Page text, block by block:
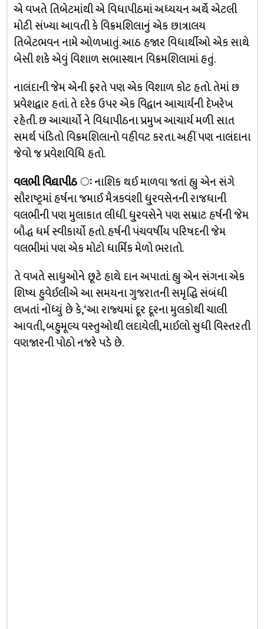
એ વખતે તિબેટમાંથી એ વિધાપીઠમાં અધ્યયન અર્થે એટલી
મોટી સંખ્યા આવતી કે વિક્રમશિલાનું એક છાત્રાલય
તિબેટભવન નામે ઓળખાતું. આઠ હજાર વિધાર્થીઓ એક સાથે
બેસી શકે એવું વિશાળ સભાસ્થાન વિક્રમશિલામાં હતું.
નાલંદાની જેમ એની ફરતે પણ એક વિશાળ કોટ હતો. તેમાં છ
પ્રવેશદ્વાર હતાં. તે દરેક ઉપર એક વિદ્વાન આચાર્યની દેખરેખ
રહેતી. છ આચાર્યો ને વિધાપીઠના પ્રમુખ આચાર્ય મળી સાત
સમર્થ પંડિતો વિક્રમશિલાનો વહીવટ કરતા. અહીં પણ નાલંદાના
જેવો જ પ્રવેશવિધિ હતો.
વલભી વિદ્યાપીઠ ઃનાશિક થઈ માળવા જતાં હ્યુ એન સંગે
સૌરાષ્ટ્રમાં હર્ષના જમાઈ મૈત્રકવંશી ધુ્રવસેનની રાજધાની
વલભીની પણ મુલાકાત લીધી. ધુ્રવસેને પણ સમ્રાટ હર્ષની જેમ
બૌદ્ધ ધર્મ સ્વીકાર્યો હતો. હર્ષની પંચવર્ષીય પરિષદની જેમ
વલભીમાં પણ એક મોટો ધાર્મિક મેળો ભરાતો.
તે વખતે સાધુઓને છૂટે હાથે દાન અપાતાં. હ્યુ એન સંગના એક
શિષ્ય હુવેઈલીએ આ સમયના ગુજરાતની સમૃદ્ધિ સંબંધી
લખતાં નોંધ્યું છે કે, ‘આ રાજ્યમાં દૂર દૂરના મુલકોથી ચાલી
આવતી, બહુમૂલ્ય વસ્તુઓથી લદાયેલી, માઈલો સુધી વિસ્તરતી
વણજારની પોઠો નજરે પડે છે.